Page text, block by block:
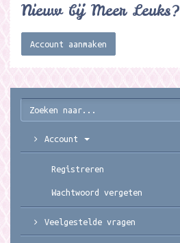
Nieuw bij Meer Leuks?
Account aanmaken
Account
Registreren
Wachtwoord vergeten
Veelgestelde vragen